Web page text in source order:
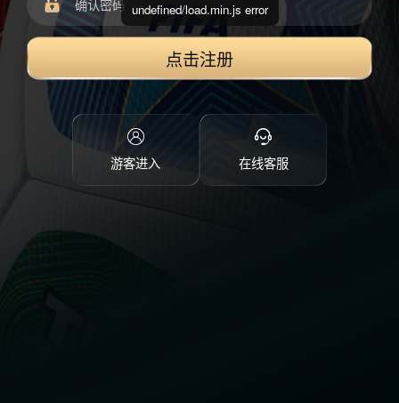
点击注册
游客进入 在线客服
undefined/load.min.js error